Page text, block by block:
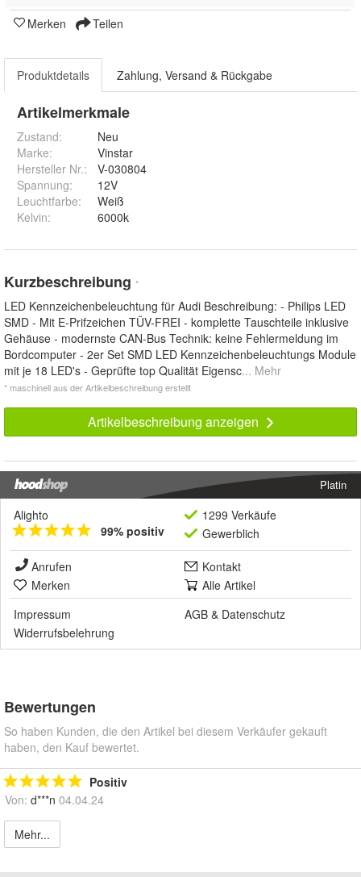
Merken Teilen
Produktdetails Zahlung, Versand & Rückgabe
Artikelmerkmale
Zustand:
Neu
Marke:
Vinstar
Hersteller Nr.:
V-030804
Spannung:
12V
Leuchtfarbe:
Weiß
Kelvin: 6000k
Kurzbeschreibung *
LED Kennzeichenbeleuchtung für Audi Beschreibung: - Philips LED
SMD - Mit E-Prifzeichen TÜV-FREI - komplette Tauschteile inklusive
Gehäuse - modernste CAN-Bus Technik: keine Fehlermeldung im
Bordcomputer - 2er Set SMD LED Kennzeichenbeleuchtungs Module
mit je 18 LED's - Geprüfte top Qualität Eigensc... Mehr
* maschinell aus der Artikelbeschreibung erstellt
Artikelbeschreibung anzeigen
Platin
Alighto
99% positiv
1299 Verkäufe
Gewerblich
Anrufen
Kontakt
Merken
Alle Artikel
Impressum
AGB & Datenschutz
Widerrufsbelehrung
Bewertungen
So haben Kunden, die den Artikel bei diesem Verkäufer gekauft
haben, den Kauf bewertet.
Positiv
Von: d***n 04.04.24
Mehr...